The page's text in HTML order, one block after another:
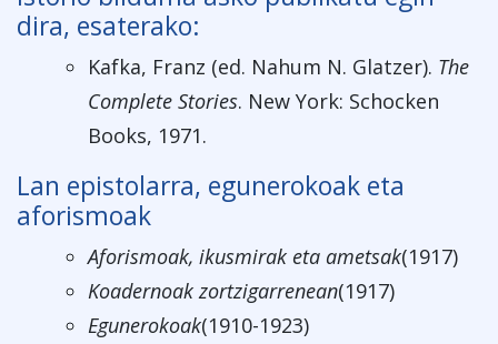
dira, esaterako:
Kafka, Franz (ed. Nahum N. Glatzer). The
Complete Stories. New York: Schocken
Books, 1971.
Lan epistolarra, egunerokoak eta
aforismoak
Aforismoak, ikusmirak eta ametsak(1917)
Koadernoak zortzigarrenean(1917)
Egunerokoak(1910-1923)